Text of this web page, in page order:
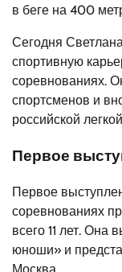
в беге на 400
Сегодня
спортивную
соревнованиях.
спортсменов и
российской
Первое
Первое
соревнованиях
всего 11 лет. Она
юноши» и